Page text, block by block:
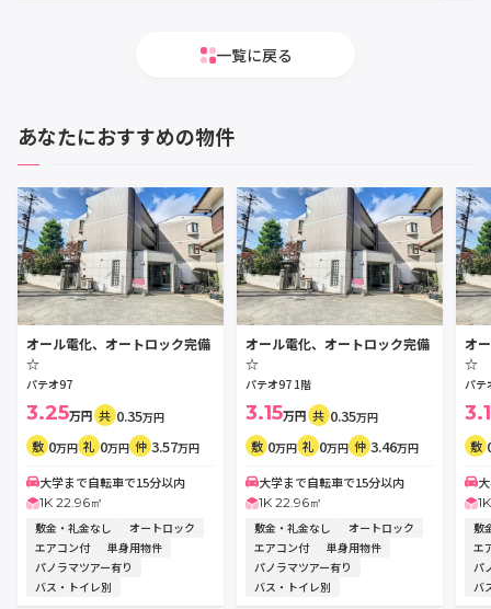
一覧に戻る
あなたにおすすめの物件
オール電化、オートロック完備
☆
パテオ97
3.25万円 共 0.35万円
敷 0万円 礼 0万円 仲 3.57万円
大学まで自転車で15分以内
1K 22.96㎡
敷金・礼金なし
オートロック
エアコン付
単身用物件
パノラマツアー有り
バス・トイレ別
オール電化、オートロック完備
☆
パテオ97 1階
3.15万円 共 0.35万円
敷 0万円 礼 0万円 仲 3.46万円
大学まで自転車で15分以内
1K 22.96㎡
敷金・礼金なし
オートロック
エアコン付
単身用物件
パノラマツアー有り
バス・トイレ別
オ
☆
パテ
敷
敷
エ
パ
バ